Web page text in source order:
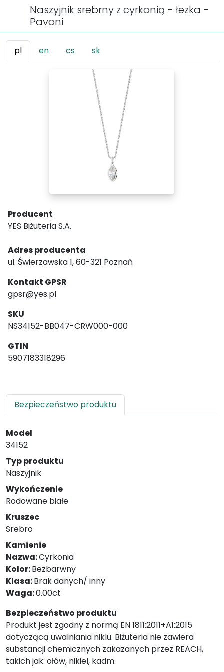
Naszyjnik srebrny z cyrkonią - łezka -
Pavoni
pl en cs sk
Producent
YES Biżuteria S.A.
Adres producenta
ul. Świerzawska 1, 60-321 Poznań
Kontakt GPSR
gpsr@yes.pl
SKU
NS34152-BB047-CRW000-000
GTIN
5907183318296
Bezpieczeństwo produktu
Model
34152
Typ produktu
Naszyjnik
Wykończenie
Rodowane białe
Kruszec
Srebro
Kamienie
Nazwa:Cyrkonia
Kolor:Bezbarwny
Klasa:Brak danych/ inny
Waga:0.00ct
Bezpieczeństwo produktu
Produkt jest zgodny z normą EN 1811:2011+A1:2015
dotyczącą uwalniania niklu. Biżuteria nie zawiera
substancji chemicznych zakazanych przez REACH,
takich jak: ołów, nikiel, kadm.